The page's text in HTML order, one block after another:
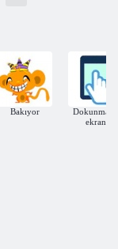
Bakıyor
Dokunmatik
ekran